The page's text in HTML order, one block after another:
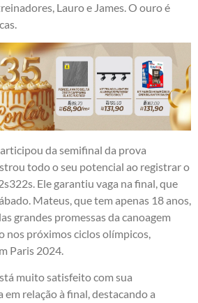
Lauro e James. O ouro é
da semifinal da prova
todo o seu potencial ao registrar o
Ele garantiu vaga na final, que
Mateus, que tem apenas 18 anos,
grandes promessas da canoagem
nos próximos ciclos olímpicos,
Paris 2024.
muito satisfeito com sua
relação à final, destacando a